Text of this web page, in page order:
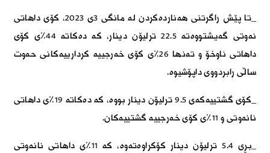
_تا پێش راگرتنی هەناردەکردن لە مانگی 3ی 2023، کۆی داهاتی
نەوتی گەیشتووەتە 22.5 ترلیۆن دینار، کە دەکاتە 44٪ی کۆی
داهاتی ناوخۆ و تەنها 26٪ی کۆی خەرجییە کردارییەکانی حەوت
ساڵی رابردووی داپۆشیوە.
_کۆی گشتییەکەی 9.5 ترلیۆن دینار بووە، کە دەکاتە 19٪ی داهاتی
نانەوتی و 11٪ی کۆی خەرجییە گشتییەکان.
_بڕی 5.4 ترلیۆن دینار کۆکراوەتەوە، کە 11٪ی داهاتی نانەوتی